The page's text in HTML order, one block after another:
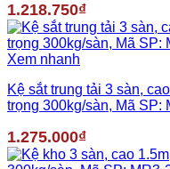
1.218.750₫
Xem nhanh
Kệ sắt trung tải 3 sàn,
trọng 300kg/sàn, Mã SP:
1.275.000₫